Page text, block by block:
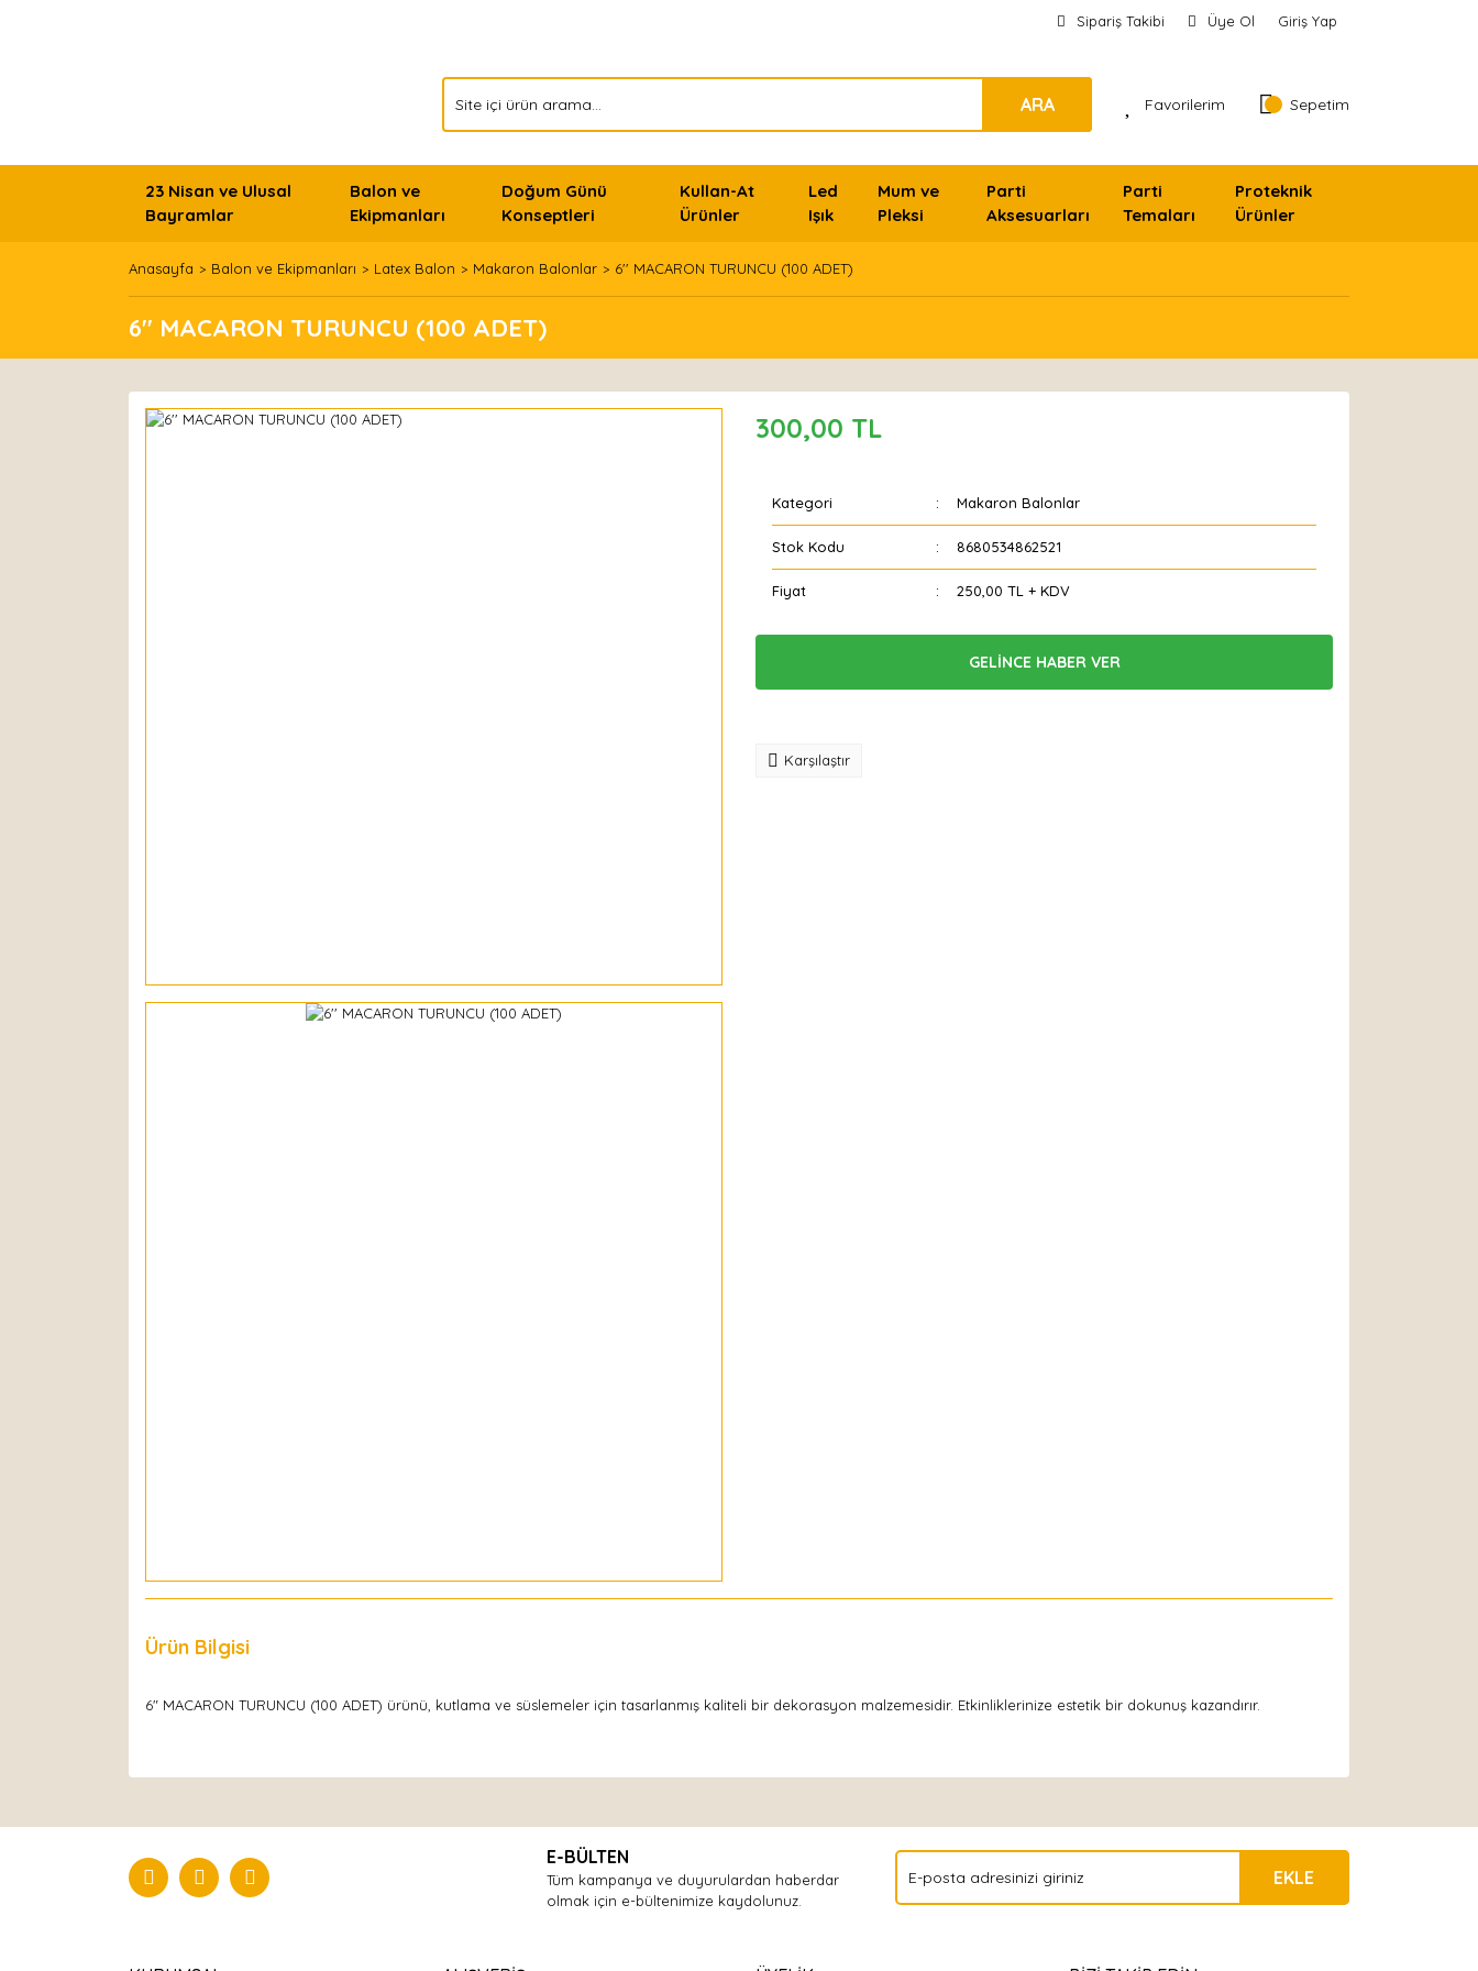
Sipariş Takibi Üye Ol Giriş Yap
ARA Favorilerim Sepetim
23 Nisan ve Ulusal
Bayramlar
Balon ve
Ekipmanları
Doğum Günü
Konseptleri
Kullan-At
Ürünler
Led
Işık
Mum ve
Pleksi
Parti
Aksesuarları
Parti
Temaları
Proteknik
Ürünler
Anasayfa Balon ve Ekipmanları Latex Balon Makaron Balonlar 6'' MACARON TURUNCU (100 ADET)
6'' MACARON TURUNCU (100 ADET)
300,00 TL
Kategori Makaron Balonlar
Stok Kodu 8680534862521
Fiyat 250,00 TL + KDV
GELİNCE HABER VER
Karşılaştır
Ürün Bilgisi
6" MACARON TURUNCU (100 ADET) ürünü, kutlama ve süslemeler için tasarlanmış kaliteli bir dekorasyon malzemesidir. Etkinliklerinize estetik bir dokunuş kazandırır.
Yorum Yaz
E-BÜLTEN
Tüm kampanya ve duyurulardan haberdar
olmak için e-bültenimize kaydolunuz.
EKLE